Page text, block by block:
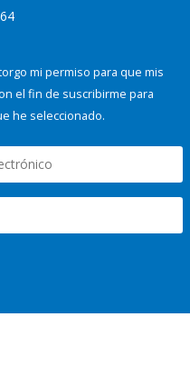
mi permiso para que mis
el fin de suscribirme para
he seleccionado.